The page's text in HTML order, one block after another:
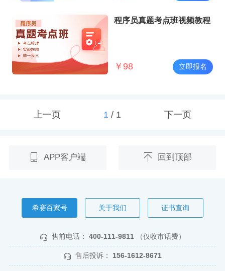
程序员真题考点班视频教程
￥ 98 立即报名
上一页 1/ 1 下一页
APP客户端 回到顶部
希赛百家号 关于我们 证书查询
售前电话： 400-111-9811 （仅收市话费）
售后投诉： 156-1612-8671